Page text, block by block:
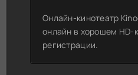
Онлайн-кинотеатр
онлайн в хорошем HD-
регистрации.